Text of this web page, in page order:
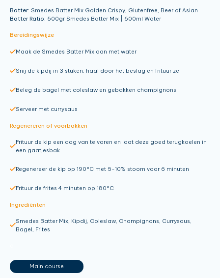
Batter: Smedes Batter Mix Golden Crispy, Glutenfree, Beer of Asian
Batter Ratio: 500gr Smedes Batter Mix | 600ml Water
Bereidingswijze
Maak de Smedes Batter Mix aan met water
Snij de kipdij in 3 stuken, haal door het beslag en frituur ze
Beleg de bagel met coleslaw en gebakken champignons
Serveer met currysaus
Regenereren of voorbakken
Frituur de kip een dag van te voren en laat deze goed terugkoelen in
een gaatjesbak
Regenereer de kip op 190°C met 5-10% stoom voor 6 minuten
Frituur de frites 4 minuten op 180°C
Ingrediënten
Smedes Batter Mix, Kipdij, Coleslaw, Champignons, Currysaus,
Bagel, Frites
Main course